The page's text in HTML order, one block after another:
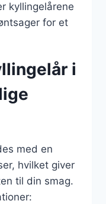
kyllingelårene
for et
i
med en
hvilket giver
til din smag.